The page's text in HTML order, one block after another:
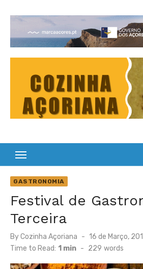
content
Cultura Gastronómica dos
GASTRONOMIA
Festival de
Terceira
ByCozinha Açoriana
Posted
on
16 de Março,
Time to Read: 1 min - 229 words